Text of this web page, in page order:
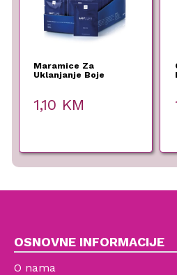
Maramice Za
Uklanjanje Boje
1,10 KM
OSNOVNE INFORMACIJE
O nama